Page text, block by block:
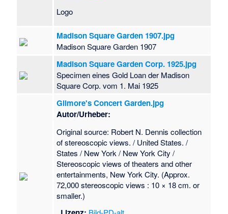
Logo
Madison Square Garden 1907.jpg
Madison Square Garden 1907
Madison Square Garden Corp. 1925.jpg
Specimen eines Gold Loan der Madison
Square Corp. vom 1. Mai 1925
Gilmore's Concert Garden.jpg
Autor/Urheber:
Original source: Robert N. Dennis collection
of stereoscopic views. / United States. /
States / New York / New York City /
Stereoscopic views of theaters and other
entertainments, New York City. (Approx.
72,000 stereoscopic views : 10 × 18 cm. or
smaller.)